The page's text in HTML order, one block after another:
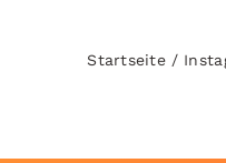
Startseite /